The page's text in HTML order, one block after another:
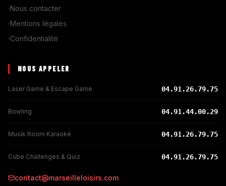
Nous contacter
Mentions légales
Confidentialité
NOUS APPELER
Laser Game & Escape Game 04.91.26.79.75
Bowling 04.91.44.00.29
Musik Room Karaoké 04.91.26.79.75
Cube Challenges & Quiz 04.91.26.79.75
contact@marseilleloisirs.com